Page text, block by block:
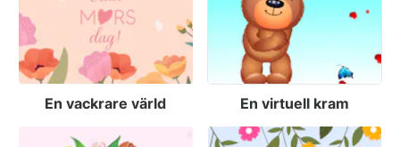
En vackrare värld En virtuell kram